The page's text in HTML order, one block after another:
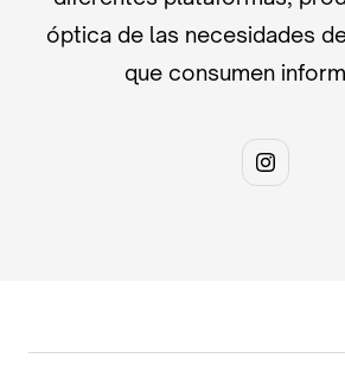
óptica de las necesidades
que consumen